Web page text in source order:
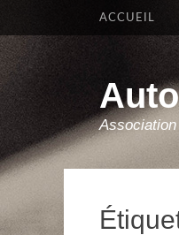
Aller
ACCUEIL